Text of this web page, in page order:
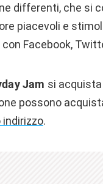
differenti, che si
piacevoli e
Facebook,
Jam si
possono
.